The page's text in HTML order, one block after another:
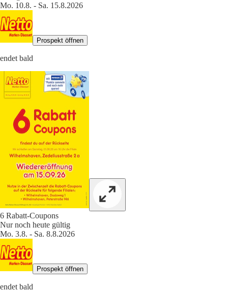
Mo. 10.8. - Sa. 15.8.2026
Prospekt öffnen
endet bald
6 Rabatt-Coupons
Nur noch heute gültig
Mo. 3.8. - Sa. 8.8.2026
Prospekt öffnen
endet bald